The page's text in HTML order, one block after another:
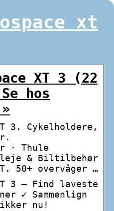
xt
XT 3 (22
hos
3. Cykelholdere,
· Thule
& Biltilbehør
50+ overvåger …
3 – Find laveste
✓ Sammenlign
nu!